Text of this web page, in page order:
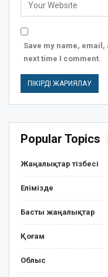
Save my name,
next time I comment.
Popular Topics
Жаңалықтар тізбесі
Елімізде
Басты жаңалықтар
Қоғам
Облыс